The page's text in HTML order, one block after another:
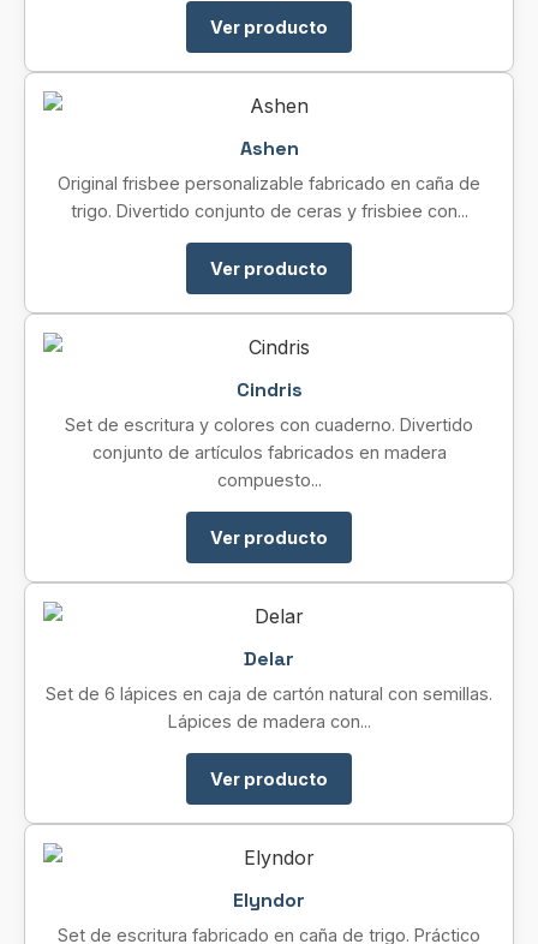
Ver producto
Ashen
Original frisbee personalizable fabricado en caña de
trigo. Divertido conjunto de ceras y frisbiee con...
Ver producto
Cindris
Set de escritura y colores con cuaderno. Divertido
conjunto de artículos fabricados en madera
compuesto...
Ver producto
Delar
Set de 6 lápices en caja de cartón natural con semillas.
Lápices de madera con...
Ver producto
Elyndor
Set de escritura fabricado en caña de trigo. Práctico